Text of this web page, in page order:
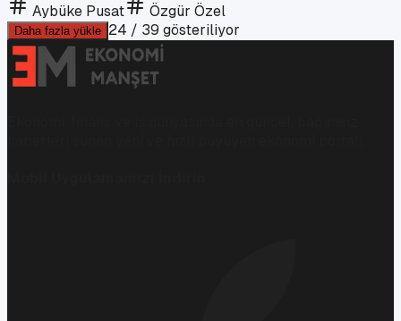
Aybüke Pusat Özgür Özel
Daha fazla yükle 24 / 39 gösteriliyor